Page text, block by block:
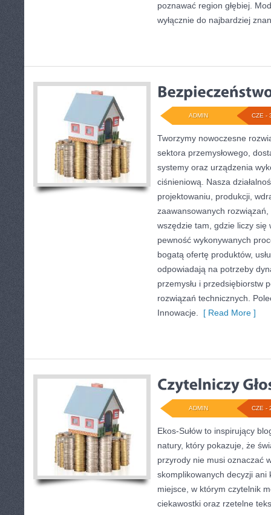
poznawać region głębiej.
wyłącznie do najbardziej
CZE -
ADMIN
Tworzymy nowoczesne
sektora przemysłowego,
systemy oraz urządzenia
ciśnieniową. Nasza
projektowaniu, produkcji,
zaawansowanych
wszędzie tam, gdzie liczy się
pewność wykonywanych
bogatą ofertę produktów,
odpowiadają na potrzeby
przemysłu i przedsiębiorstw
rozwiązań technicznych.
Innowacje.
[ Read More ]
CZE -
ADMIN
Ekos-Sułów to inspirujący
natury, który pokazuje, że
przyrody nie musi oznaczać
skomplikowanych decyzji ani
miejsce, w którym czytelnik
ciekawostki oraz rzetelne